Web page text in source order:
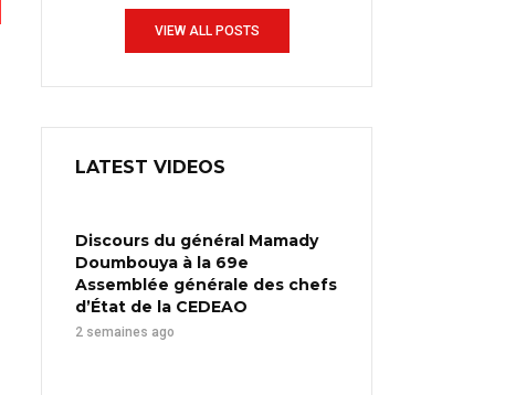
VIEW ALL POSTS
LATEST VIDEOS
Discours du général Mamady
Doumbouya à la 69e
Assemblée générale des chefs
d’État de la CEDEAO
2 semaines ago